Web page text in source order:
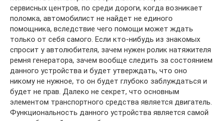
сервисных центров, по среди дороги, когда возникает
поломка, автомобилист не найдет не единого
помощника, вследствие чего помощи может ждать
только от себя самого. Если кто-нибудь из знакомых
спросит у автолюбителя, зачем нужен ролик натяжителя
ремня генератора, зачем вообще следить за состоянием
данного устройства и будет утверждать, что оно
никому не нужное, то он будет глубоко заблуждаться и
будет не прав. Далеко не секрет, что основным
элементом транспортного средства является двигатель.
Функциональность данного устройства является самой